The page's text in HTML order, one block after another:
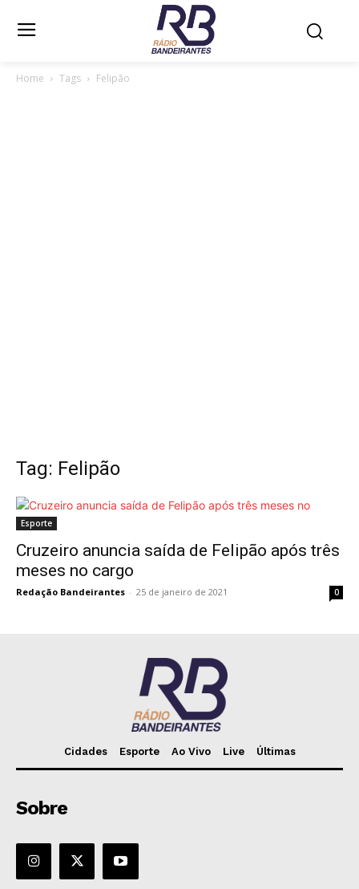
Home Tags Felipão
Tag: Felipão
Esporte
Cruzeiro anuncia saída de Felipão após três
meses no cargo
Redação Bandeirantes - 25 de janeiro de 2021 0
Cidades Esporte Ao Vivo Live Últimas
Sobre